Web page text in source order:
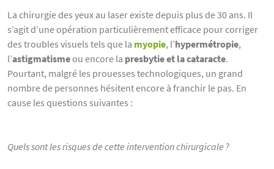
La chirurgie des yeux au laser existe depuis plus de 30 ans. Il
s’agit d’une opération particulièrement efficace pour corriger
des troubles visuels tels que la myopie, l’hypermétropie,
l’astigmatismeou encore la presbytie et la cataracte.
Pourtant, malgré les prouesses technologiques, un grand
nombre de personnes hésitent encore à franchir le pas. En
cause les questions suivantes :
Quels sont les risques de cette intervention chirurgicale ?